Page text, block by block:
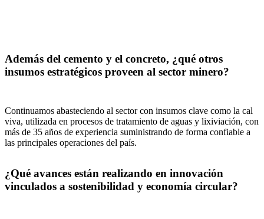
Además del cemento y el concreto, ¿qué otros
insumos estratégicos proveen al sector minero?
Continuamos abasteciendo al sector con insumos clave como la cal
viva, utilizada en procesos de tratamiento de aguas y lixiviación, con
más de 35 años de experiencia suministrando de forma confiable a
las principales operaciones del país.
¿Qué avances están realizando en innovación
vinculados a sostenibilidad y economía circular?